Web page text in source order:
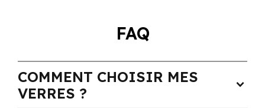
FAQ
COMMENT CHOISIR MES
VERRES ?
expand_more